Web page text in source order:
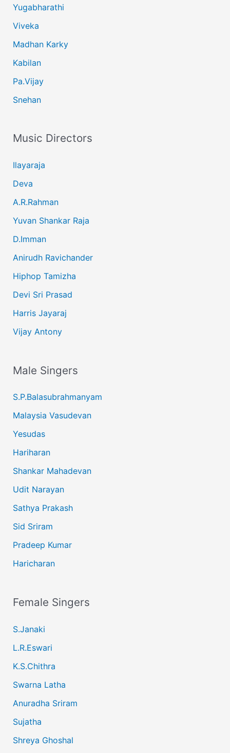
Yugabharathi
Viveka
Madhan Karky
Kabilan
Pa.Vijay
Snehan
Music Directors
Ilayaraja
Deva
A.R.Rahman
Yuvan Shankar Raja
D.Imman
Anirudh Ravichander
Hiphop Tamizha
Devi Sri Prasad
Harris Jayaraj
Vijay Antony
Male Singers
S.P.Balasubrahmanyam
Malaysia Vasudevan
Yesudas
Hariharan
Shankar Mahadevan
Udit Narayan
Sathya Prakash
Sid Sriram
Pradeep Kumar
Haricharan
Female Singers
S.Janaki
L.R.Eswari
K.S.Chithra
Swarna Latha
Anuradha Sriram
Sujatha
Shreya Ghoshal